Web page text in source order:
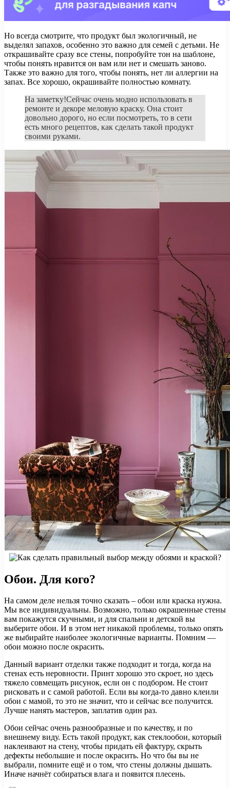
Но всегда смотрите, что продукт был экологичный, не
выделял запахов, особенно это важно для семей с детьми. Не
открашивайте сразу все стены, попробуйте тон на шаблоне,
чтобы понять нравится он вам или нет и смешать заново.
Также это важно для того, чтобы понять, нет ли аллергии на
запах. Все хорошо, окрашивайте полностью комнату.
На заметку!Сейчас очень модно использовать в
ремонте и декоре меловую краску. Она стоит
довольно дорого, но если посмотреть, то в сети
есть много рецептов, как сделать такой продукт
своими руками.
Обои. Для кого?
На самом деле нельзя точно сказать – обои или краска нужна.
Мы все индивидуальны. Возможно, только окрашенные стены
вам покажутся скучными, и для спальни и детской вы
выберите обои. И в этом нет никакой проблемы, только опять
же выбирайте наиболее экологичные варианты. Помним —
обои можно после окрасить.
Данный вариант отделки также подходит и тогда, когда на
стенах есть неровности. Принт хорошо это скроет, но здесь
тяжело совмещать рисунок, если он с подбором. Не стоит
рисковать и с самой работой. Если вы когда-то давно клеили
обои с мамой, то это не значит, что и сейчас все получится.
Лучше нанять мастеров, заплатив один раз.
Обои сейчас очень разнообразные и по качеству, и по
внешнему виду. Есть такой продукт, как стеклообои, который
наклеивают на стену, чтобы придать ей фактуру, скрыть
дефекты небольшие и после окрасить. Но что бы вы не
выбрали, помните ещё и о том, что стены должны дышать.
Иначе начнёт собираться влага и появится плесень.